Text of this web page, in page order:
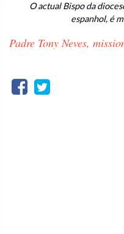
O actual Bispo da
espanhol, é
Padre Tony Neves,